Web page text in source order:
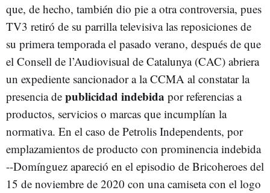
que, de hecho, también dio pie a otra controversia, pues
TV3 retiró de su parrilla televisiva las reposiciones de
su primera temporada el pasado verano, después de que
el Consell de l’Audiovisual de Catalunya (CAC) abriera
un expediente sancionador a la CCMA al constatar la
presencia de publicidad indebida por referencias a
productos, servicios o marcas que incumplían la
normativa. En el caso de Petrolis Independents, por
emplazamientos de producto con prominencia indebida
--Domínguez apareció en el episodio de Bricoheroes del
15 de noviembre de 2020 con una camiseta con el logo